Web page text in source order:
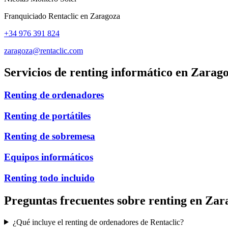
Franquiciado Rentaclic en Zaragoza
+34 976 391 824
zaragoza@rentaclic.com
Servicios de renting informático en
Renting de ordenadores
Renting de portátiles
Renting de sobremesa
Equipos informáticos
Renting todo incluido
Preguntas frecuentes sobre renting en
¿Qué incluye el renting de ordenadores de Rentaclic?